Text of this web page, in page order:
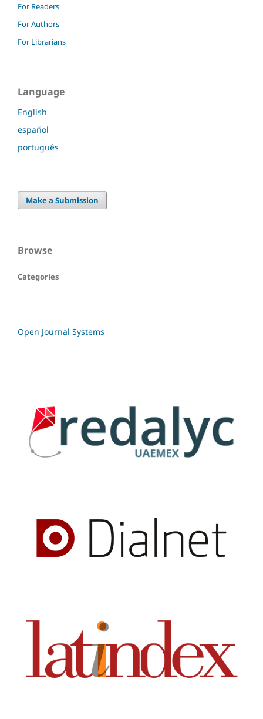
For Readers
For Authors
For Librarians
Language
English
español
português
Make a Submission
Browse
Categories
Open Journal Systems